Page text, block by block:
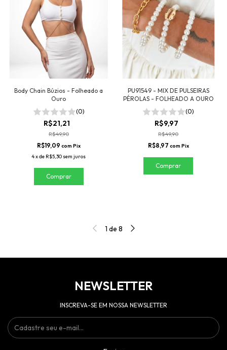
Body Chain Búzios - Folheado a
Ouro
(0)
R$21,21
R$49,90
R$19,09 com Pix
4xde R$5,30 sem juros
PU91549 - MIX DE PULSEIRAS
PÉROLAS - FOLHEADO A OURO
(0)
R$9,97
R$49,90
R$8,97 com Pix
1 de 8
NEWSLETTER
INSCREVA-SE EM NOSSA NEWSLETTER